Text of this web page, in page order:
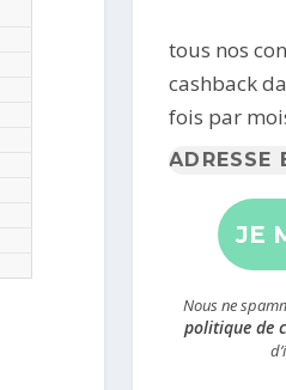
tous nos
cashback
fois par
Nous ne
politique de